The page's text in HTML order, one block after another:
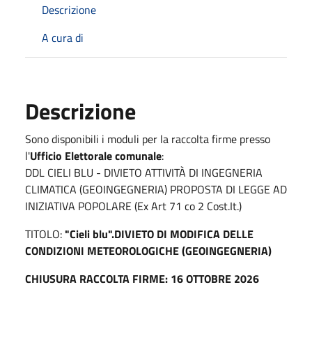
Descrizione
A cura di
Descrizione
Sono disponibili i moduli per la raccolta firme presso
l'Ufficio Elettorale comunale:
DDL CIELI BLU - DIVIETO ATTIVITÀ DI INGEGNERIA
CLIMATICA (GEOINGEGNERIA) PROPOSTA DI LEGGE AD
INIZIATIVA POPOLARE (Ex Art 71 co 2 Cost.It.)
TITOLO:"Cieli blu".DIVIETO DI MODIFICA DELLE
CONDIZIONI METEOROLOGICHE (GEOINGEGNERIA)
CHIUSURA RACCOLTA FIRME: 16 OTTOBRE 2026